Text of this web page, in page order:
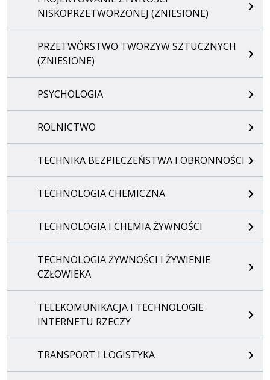
NISKOPRZETWORZONEJ (ZNIESIONE)
PRZETWÓRSTWO TWORZYW SZTUCZNYCH
(ZNIESIONE)
PSYCHOLOGIA
ROLNICTWO
TECHNIKA BEZPIECZEŃSTWA I OBRONNOŚCI
TECHNOLOGIA CHEMICZNA
TECHNOLOGIA I CHEMIA ŻYWNOŚCI
TECHNOLOGIA ŻYWNOŚCI I ŻYWIENIE
CZŁOWIEKA
TELEKOMUNIKACJA I TECHNOLOGIE
INTERNETU RZECZY
TRANSPORT I LOGISTYKA